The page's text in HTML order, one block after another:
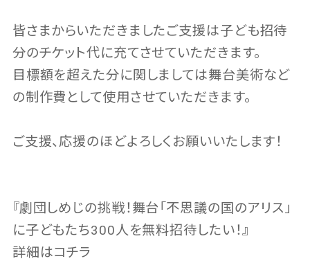
皆さまからいただきましたご支援は子ども招待
分のチケット代に充てさせていただきます。
目標額を超えた分に関しましては舞台美術など
の制作費として使用させていただきます。
ご支援、応援のほどよろしくお願いいたします！
『劇団しめじの挑戦！舞台「不思議の国のアリス」
に子どもたち300人を無料招待したい！』
詳細はコチラ